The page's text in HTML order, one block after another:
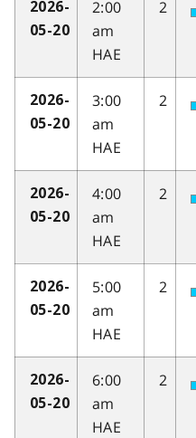
2026-
05-20
2:00
am
HAE
2
2026-
05-20
3:00
am
HAE
2
2026-
05-20
4:00
am
HAE
2
2026-
05-20
5:00
am
HAE
2
2026-
05-20
6:00
am
HAE
2